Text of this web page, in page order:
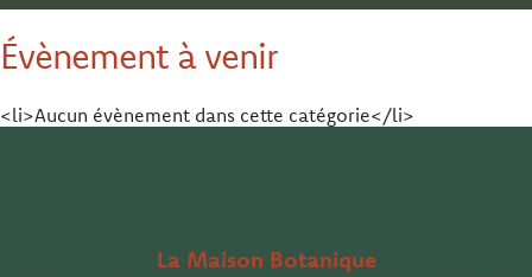
Évènement à venir
<li>Aucun évènement dans cette catégorie</li>
La Maison Botanique